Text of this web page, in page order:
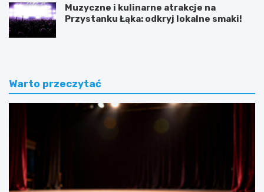
Muzyczne i kulinarne atrakcje na
Przystanku Łąka: odkryj lokalne smaki!
Warto przeczytać